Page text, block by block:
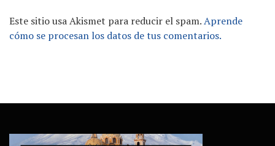
Este sitio usa Akismet para reducir el spam.Aprende
cómo se procesan los datos de tus comentarios.